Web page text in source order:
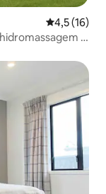
4,5 de uma
4,5 (16)
e